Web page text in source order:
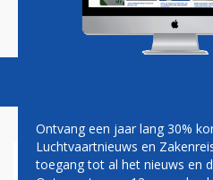
Magazine
Ontvang een jaar lang 30%
Luchtvaartnieuws en
toegang tot al het nieuws en